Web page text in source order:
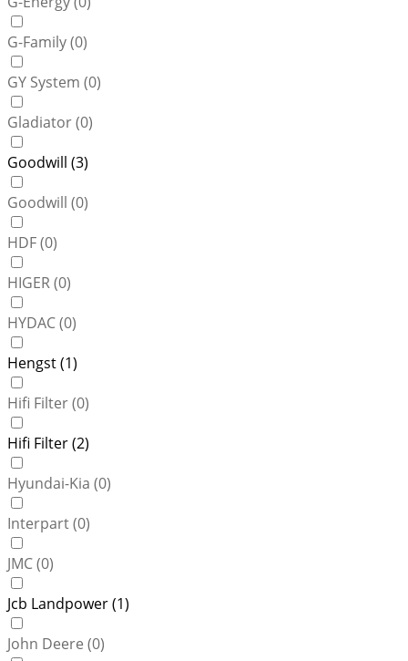
G-Family (0)
GY System (0)
Gladiator (0)
Goodwill (3)
Goodwill (0)
HDF (0)
HIGER (0)
HYDAC (0)
Hengst (1)
Hifi Filter (0)
Hifi Filter (2)
Hyundai-Kia (0)
Interpart (0)
JMC (0)
Jcb Landpower (1)
John Deere (0)